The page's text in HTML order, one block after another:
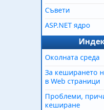
Съвети
ASP.NET ядро
Околната среда
За кеширането
в Web страници
Проблеми,
кеширане